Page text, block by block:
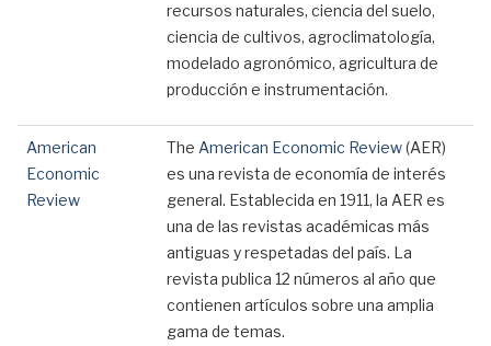
recursos naturales, ciencia del suelo,
ciencia de cultivos, agroclimatología,
modelado agronómico, agricultura de
producción e instrumentación.
American
Economic
Review
The American Economic Review(AER)
es una revista de economía de interés
general. Establecida en 1911, la AER es
una de las revistas académicas más
antiguas y respetadas del país. La
revista publica 12 números al año que
contienen artículos sobre una amplia
gama de temas.